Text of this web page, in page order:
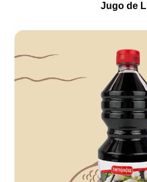
Jugo de